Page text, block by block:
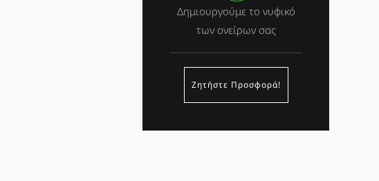
Δημιουργούμε το νυφικό
των ονείρων σας
Ζητήστε Προσφορά!